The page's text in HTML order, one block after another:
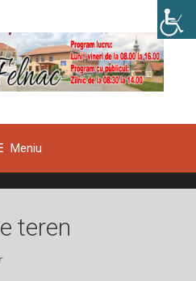
Meniu
teren